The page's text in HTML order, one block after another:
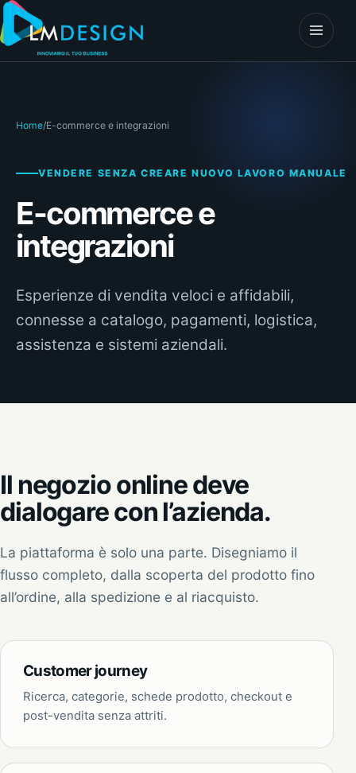
Vai al contenuto
Apri il
Home/E-commerce e integrazioni
VENDERE SENZA CREARE NUOVO LAVORO MANUALE
E-commerce e
integrazioni
Esperienze di vendita veloci e affidabili,
connesse a catalogo, pagamenti, logistica,
assistenza e sistemi aziendali.
Il negozio online deve
dialogare con l’azienda.
La piattaforma è solo una parte. Disegniamo il
flusso completo, dalla scoperta del prodotto fino
all’ordine, alla spedizione e al riacquisto.
Customer journey
Ricerca, categorie, schede prodotto, checkout e
post-vendita senza attriti.